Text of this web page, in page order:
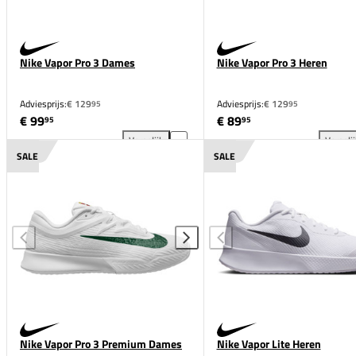
Nike Vapor Pro 3 Dames
Adviesprijs:€ 12995
€ 9995
Vergelijk
Nike Vapor Pro 3 Dames toevoegen aan vergelijking
Nike Vapor Pro 3 Heren
Adviesprijs:€ 12995
€ 8995
SALE
Nike Vapor Pro 3 Premium Dames
SALE
Nike Vapor Lite Heren